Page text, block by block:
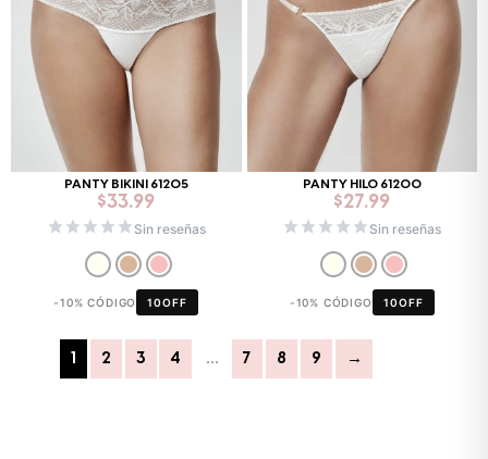
PANTY BIKINI 61205
$33.99
Sin reseñas
-10% CÓDIGO 10OFF
PANTY HILO 61200
$27.99
Sin reseñas
-10% CÓDIGO 10OFF
1 2 3 4 … 7 8 9 →